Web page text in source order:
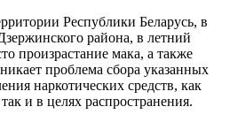
Республики Беларусь, в
района, в летний
произрастание мака, а также
проблема сбора указанных
наркотических средств, как
и в целях распространения.